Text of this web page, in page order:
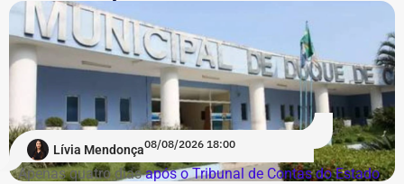
ao combate de práticas consideradas lesivas aos
interesses da companhia. Segundo o documento, esse
cenário expõe os diretores a potenciais represálias,
tornando necessária a utilização de veículos blindados.
A contratação ocorre em meio ao endurecimento das
ações de compliance da companhia, que recentemente
reforçou auditorias internas em parceria com o GSI e a
Casa Civil.
Lívia Mendonça08/08/2026 18:00
Apenas quatro diasapós o Tribunal de Contas do Estado